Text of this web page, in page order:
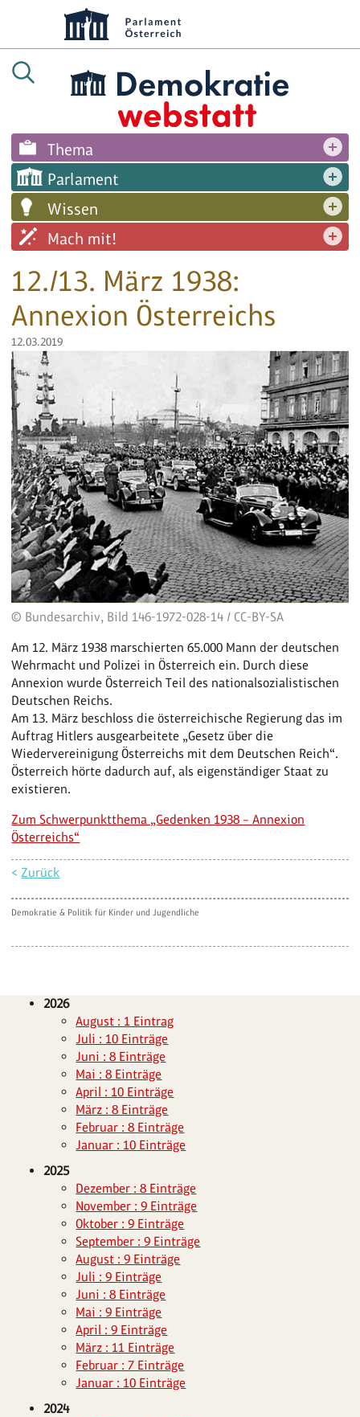
Thema
Parlament
Wissen
Mach mit!
12./13. März 1938:
Annexion Österreichs
12.03.2019
© Bundesarchiv, Bild 146-1972-028-14 / CC-BY-SA
Am 12. März 1938 marschierten 65.000 Mann der deutschen
Wehrmacht und Polizei in Österreich ein. Durch diese
Annexion wurde Österreich Teil des nationalsozialistischen
Deutschen Reichs.
Am 13. März beschloss die österreichische Regierung das im
Auftrag Hitlers ausgearbeitete „Gesetz über die
Wiedervereinigung Österreichs mit dem Deutschen Reich“.
Österreich hörte dadurch auf, als eigenständiger Staat zu
existieren.
Zum Schwerpunktthema „Gedenken 1938 – Annexion
Österreichs“
<Zurück
Demokratie & Politik für Kinder und Jugendliche
2026
August : 1 Eintrag
Juli : 10 Einträge
Juni : 8 Einträge
Mai : 8 Einträge
April : 10 Einträge
März : 8 Einträge
Februar : 8 Einträge
Januar : 10 Einträge
2025
Dezember : 8 Einträge
November : 9 Einträge
Oktober : 9 Einträge
September : 9 Einträge
August : 9 Einträge
Juli : 9 Einträge
Juni : 8 Einträge
Mai : 9 Einträge
April : 9 Einträge
März : 11 Einträge
Februar : 7 Einträge
Januar : 10 Einträge
2024